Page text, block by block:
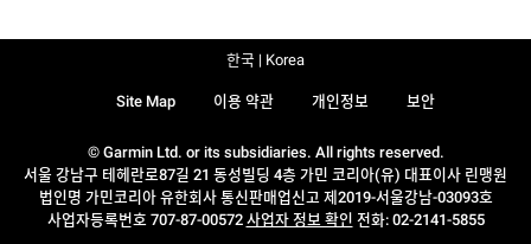
© Garmin Ltd. or its subsidiaries. All rights reserved.
서울 강남구 테헤란로87길 21 동성빌딩 4층 가민 코리아(유) 대표이사 린맹원
법인명 가민코리아 유한회사 통신판매업신고 제2019-서울강남-03093호
사업자등록번호 707-87-00572 사업자 정보 확인 전화: 02-2141-5855
Site Map 이용 약관 개인정보 보안
한국 | Korea